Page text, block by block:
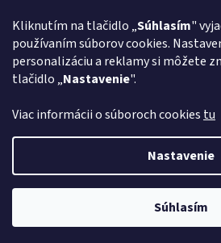
Kliknutím na tlačidlo „Súhlasím"
používaním súborov cookies.
personalizáciu a reklamy si môžete
tlačidlo „Nastavenie".
Viac informácii o súboroch cookies tu
Nastavenie
Súhlasím
Prijímame online platby
Copyright 2026Euroshopy. Všetky
nastavenie cookies